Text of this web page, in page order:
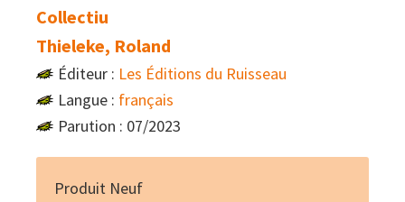
Collectiu
Thieleke, Roland
Éditeur : Les Éditions du Ruisseau
Langue : français
Parution : 07/2023
Produit Neuf